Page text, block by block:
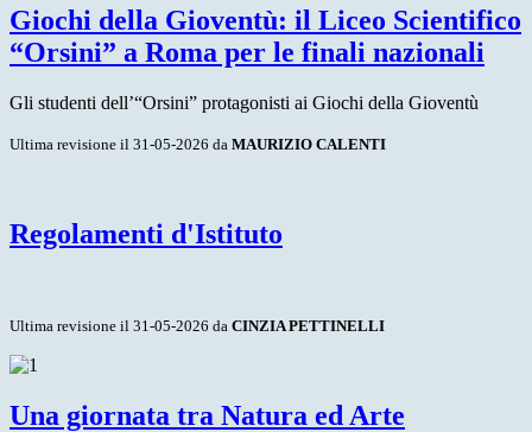
Giochi della Gioventù: il Liceo Scientifico
“Orsini” a Roma per le finali nazionali
Gli studenti dell’“Orsini” protagonisti ai Giochi della Gioventù
Ultima revisione il 31-05-2026 da MAURIZIO CALENTI
Regolamenti d'Istituto
Ultima revisione il 31-05-2026 da CINZIA PETTINELLI
Una giornata tra Natura ed Arte